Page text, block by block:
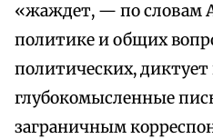
«жаждет, — по словам
политике и общих
политических,
глубокомысленные
заграничным